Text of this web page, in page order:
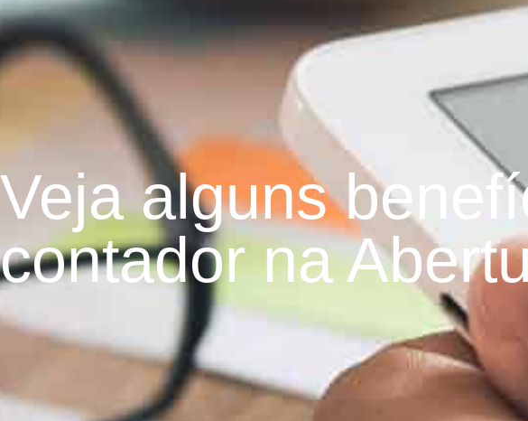
Veja alguns
contador na